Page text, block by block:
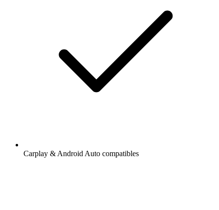
Carplay & Android Auto compatibles